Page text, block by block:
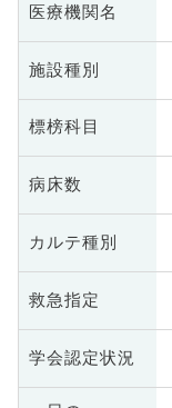
医療機関名
施設種別
標榜科目
病床数
カルテ種別
救急指定
学会認定状況